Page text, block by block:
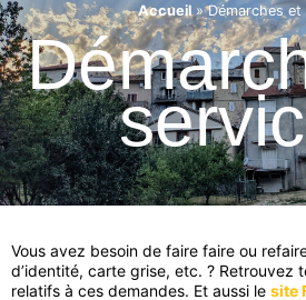
Accueil»Démarches et
Vous avez besoin de faire faire ou
d’identité, carte grise, etc. ? Retrouvez
relatifs à ces demandes. Et aussi le site